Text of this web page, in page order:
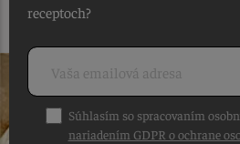
receptoch?
Súhlasím so spracovaním
nariadením GDPR o ochrane